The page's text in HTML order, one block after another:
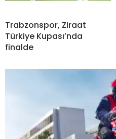
Trabzonspor, Ziraat
Türkiye Kupası’nda
finalde